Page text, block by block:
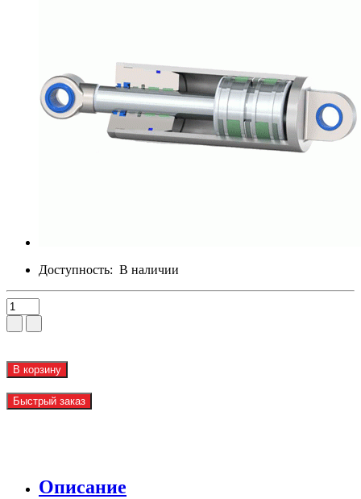
Доступность: В наличии
В корзину
Быстрый заказ
Описание